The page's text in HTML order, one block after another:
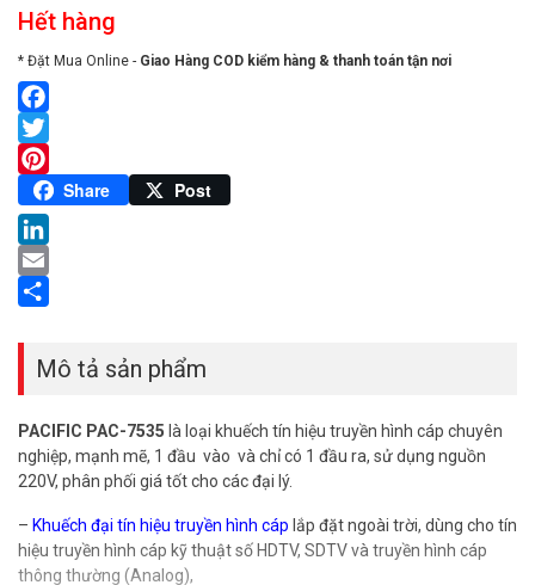
Hết hàng
* Đặt Mua Online - Giao Hàng COD kiểm hàng & thanh toán tận nơi
Facebook
Twitter
Pinterest
Share Post
LinkedIn
Email
Mô tả sản phẩm
PACIFIC PAC-7535 là loại khuếch tín hiệu truyền hình cáp chuyên
nghiệp, mạnh mẽ, 1 đầu vào và chỉ có 1 đầu ra, sử dụng nguồn
220V, phân phối giá tốt cho các đại lý.
– Khuếch đại tín hiệu truyền hình cáp lắp đặt ngoài trời, dùng cho tín
hiệu truyền hình cáp kỹ thuật số HDTV, SDTV và truyền hình cáp
thông thường (Analog),